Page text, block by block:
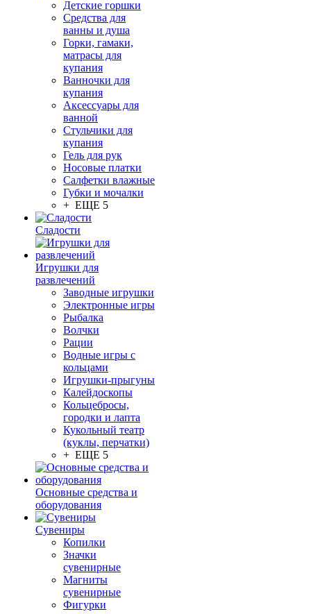
Детские горшки
Средства для
ванны и душа
Горки, гамаки,
матрасы для
купания
Ванночки для
купания
Аксессуары для
ванной
Стульчики для
купания
Гель для рук
Носовые платки
Салфетки влажные
Губки и мочалки
+ ЕЩЕ 5
Сладости
Игрушки для
развлечений
Заводные игрушки
Электронные игры
Рыбалка
Волчки
Рации
Водные игры с
кольцами
Игрушки-прыгуны
Калейдоскопы
Кольцебросы,
городки и лапта
Кукольный театр
(куклы, перчатки)
+ ЕЩЕ 5
Основные средства и
оборудования
Сувениры
Копилки
Значки
сувенирные
Магниты
сувенирные
Фигурки